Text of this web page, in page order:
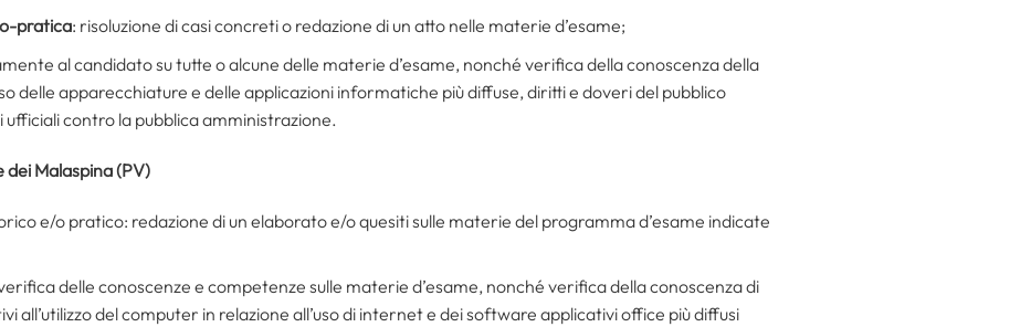
pratica: risoluzione di casi concreti o redazione di un atto nelle materie d’esame;
al candidato su tutte o alcune delle materie d’esame, nonché verifica della conoscenza della
delle apparecchiature e delle applicazioni informatiche più diffuse, diritti e doveri del pubblico
contro la pubblica amministrazione.
dei Malaspina (PV)
e/o pratico: redazione di un elaborato e/o quesiti sulle materie del programma d’esame indicate
delle conoscenze e competenze sulle materie d’esame, nonché verifica della conoscenza di
all’utilizzo del computer in relazione all’uso di internet e dei software applicativi office più diffusi